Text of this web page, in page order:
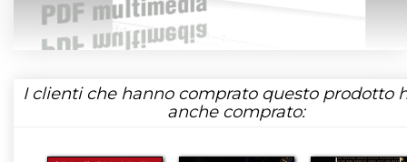
I clienti che hanno comprato questo prodotto
anche comprato: